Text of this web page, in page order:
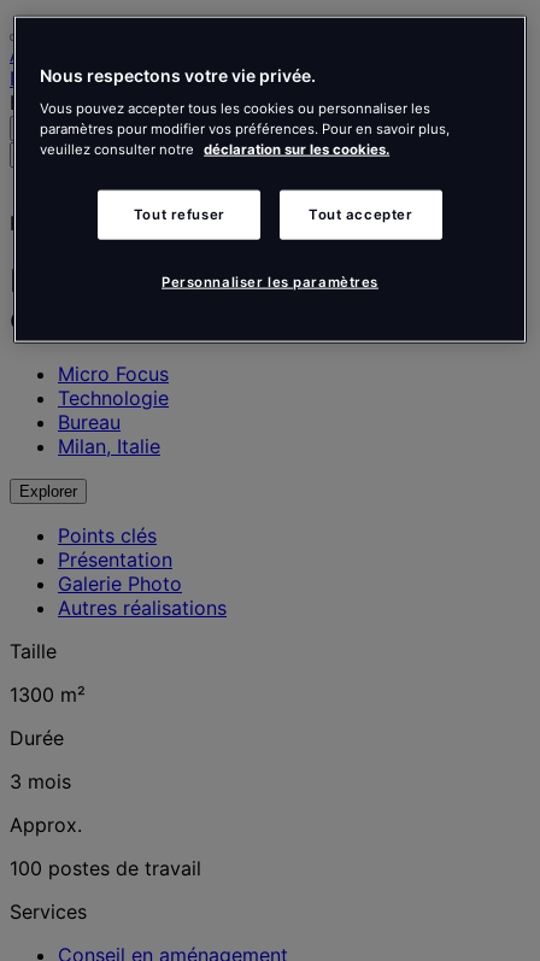
Accueil
Nos réalisations
Bureaux Micro Focus : identité, confort et innovation
Recherche Menu
Rechercher
personnes,
des
des
actualités
et
des
informations
Réalisation
Bureaux Micro Focus : identité,
confort et innovation
Micro Focus
Technologie
Bureau
Milan, Italie
Explorer
Points clés
Présentation
Galerie Photo
Autres réalisations
Taille
1300 m²
Durée
3 mois
Approx.
100 postes de travail
Services
Conseil en aménagement
Nous respectons votre vie privée.
Vous pouvez accepter tous les cookies ou personnaliser les
paramètres pour modifier vos préférences. Pour en savoir plus,
veuillez consulter notre
déclaration sur les cookies.
Tout refuser Tout accepter
Personnaliser les paramètres